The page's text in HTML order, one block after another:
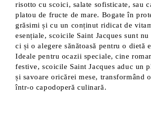
risotto cu scoici, salate sofisticate, sau
platou de fructe de mare. Bogate în
grăsimi și cu un conținut ridicat de
esențiale, scoicile Saint Jacques sunt
ci și o alegere sănătoasă pentru o dietă
Ideale pentru ocazii speciale, cine
festive, scoicile Saint Jacques aduc un
și savoare oricărei mese, transformând
într-o capodoperă culinară.